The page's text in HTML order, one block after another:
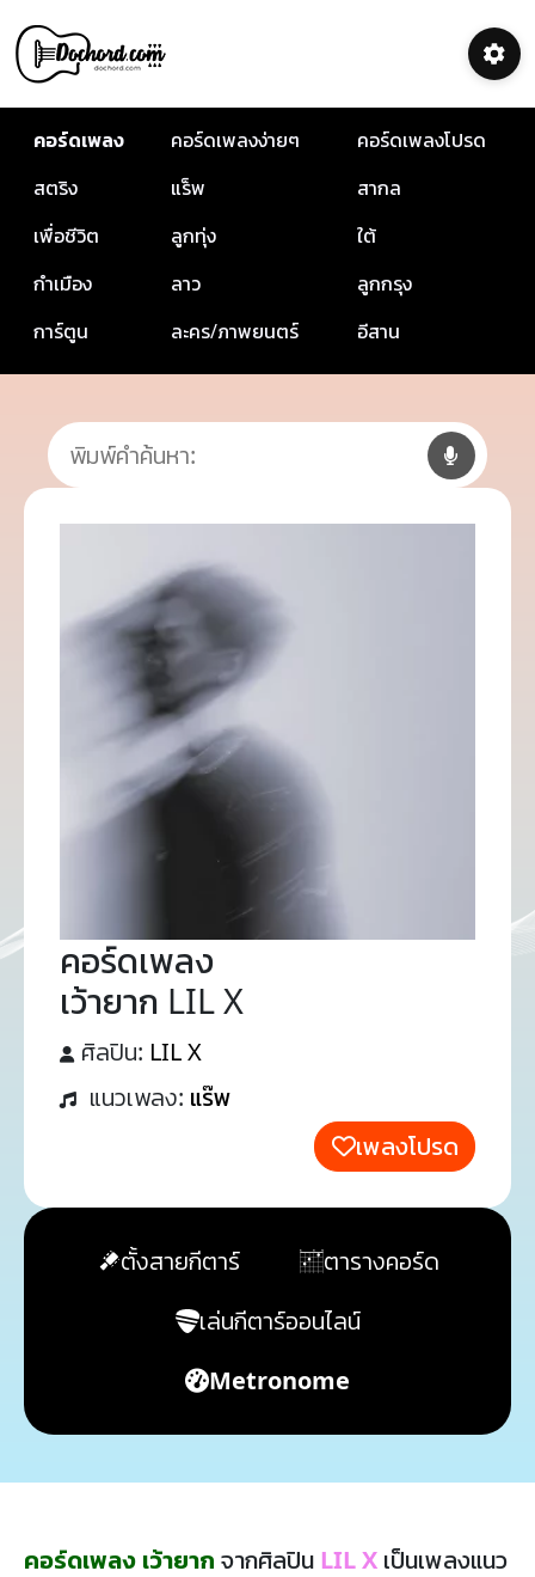
คอร์ดเพลง คอร์ดเพลงง่ายๆ
คอร์ดเพลงโปรด
สตริง
แร็พ
สากล
เพื่อชีวิต
ลูกทุ่ง
ใต้
กำเมือง
ลาว
ลูกกรุง
การ์ตูน
ละคร/ภาพยนตร์ อีสาน
คอร์ดเพลง
เว้ายาก LIL X
ศิลปิน: LIL X
แนวเพลง: แร๊พ
เพลงโปรด
ตั้งสายกีตาร์
ตารางคอร์ด
เล่นกีตาร์ออนไลน์
Metronome
คอร์ดเพลง เว้ายาก จากศิลปิน LIL X เป็นเพลงแนว